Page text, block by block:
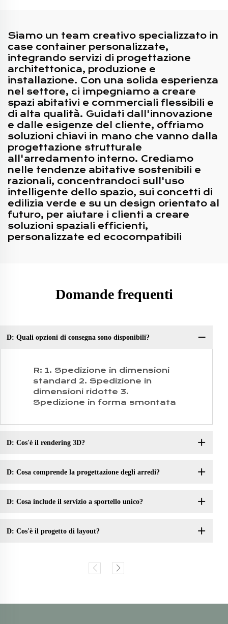
Siamo un team creativo specializzato in
case container personalizzate,
integrando servizi di progettazione
architettonica, produzione e
installazione. Con una solida esperienza
nel settore, ci impegniamo a creare
spazi abitativi e commerciali flessibili e
di alta qualità. Guidati dall'innovazione
e dalle esigenze del cliente, offriamo
soluzioni chiavi in mano che vanno dalla
progettazione strutturale
all'arredamento interno. Crediamo
nelle tendenze abitative sostenibili e
razionali, concentrandoci sull'uso
intelligente dello spazio, sui concetti di
edilizia verde e su un design orientato al
futuro, per aiutare i clienti a creare
soluzioni spaziali efficienti,
personalizzate ed ecocompatibili
Domande frequenti
D: Quali opzioni di consegna sono disponibili?
R: 1. Spedizione in dimensioni
standard 2. Spedizione in
dimensioni ridotte 3.
Spedizione in forma smontata
D: Cos'è il rendering 3D?
D: Cosa comprende la progettazione degli arredi?
D: Cosa include il servizio a sportello unico?
D: Cos'è il progetto di layout?